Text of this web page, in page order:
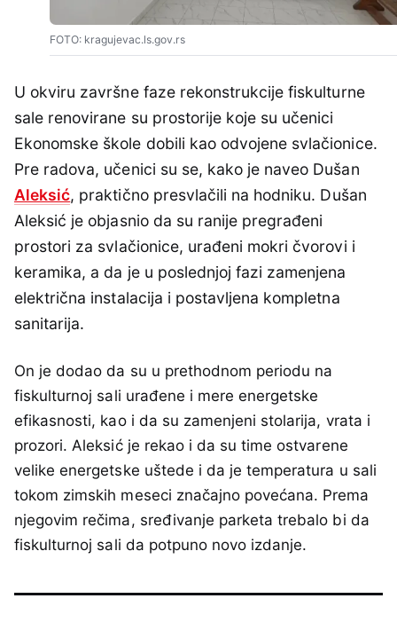
FOTO: kragujevac.ls.gov.rs
U okviru završne faze rekonstrukcije fiskulturne
sale renovirane su prostorije koje su učenici
Ekonomske škole dobili kao odvojene svlačionice.
Pre radova, učenici su se, kako je naveo Dušan
Aleksić, praktično presvlačili na hodniku. Dušan
Aleksić je objasnio da su ranije pregrađeni
prostori za svlačionice, urađeni mokri čvorovi i
keramika, a da je u poslednjoj fazi zamenjena
električna instalacija i postavljena kompletna
sanitarija.
On je dodao da su u prethodnom periodu na
fiskulturnoj sali urađene i mere energetske
efikasnosti, kao i da su zamenjeni stolarija, vrata i
prozori. Aleksić je rekao i da su time ostvarene
velike energetske uštede i da je temperatura u sali
tokom zimskih meseci značajno povećana. Prema
njegovim rečima, sređivanje parketa trebalo bi da
fiskulturnoj sali da potpuno novo izdanje.